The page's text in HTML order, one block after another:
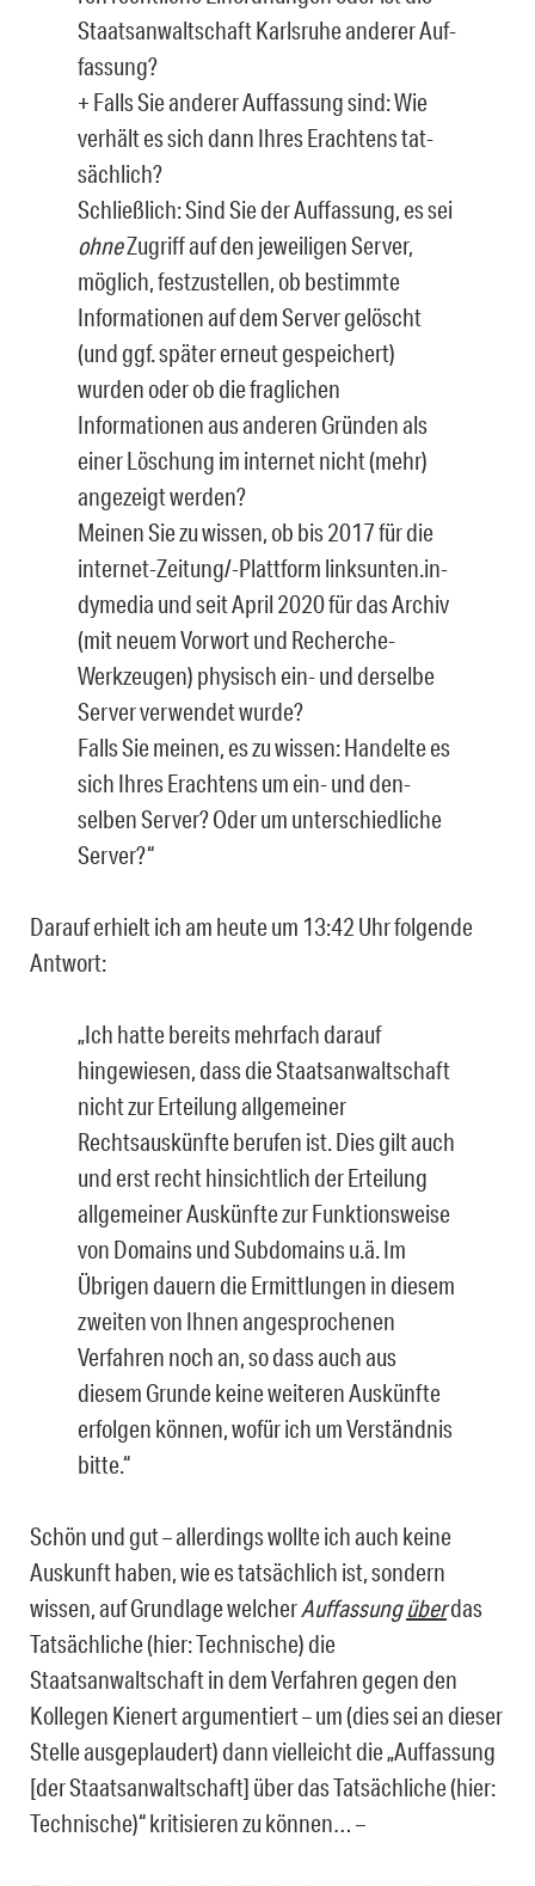
Staatsanwaltschaft Karlsruhe anderer Auf­
fassung?
+ Falls Sie anderer Auffassung sind: Wie
verhält es sich dann Ihres Erachtens tat­
sächlich?
Schließlich: Sind Sie der Auffassung, es sei
ohneZugriff auf den jeweiligen Server,
möglich, festzustellen, ob bestimmte
Informationen auf dem Server gelöscht
(und ggf. später erneut gespeichert)
wurden oder ob die fraglichen
Informationen aus an­deren Gründen als
einer Löschung im internet nicht (mehr)
angezeigt werden?
Meinen Sie zu wissen, ob bis 2017 für die
internet-Zeitung/-Plattform linksunten.in­
dymedia und seit April 2020 für das Archiv
(mit neuem Vorwort und Recherche-
Werkzeugen) physisch ein- und derselbe
Server verwendet wurde?
Falls Sie meinen, es zu wissen: Handelte es
sich Ihres Erachtens um ein- und den­
selben Server? Oder um unterschiedliche
Server?“
Darauf erhielt ich am heute um 13:42 Uhr folgende
Antwort:
„Ich hatte bereits mehrfach darauf
hingewiesen, dass die Staatsanwaltschaft
nicht zur Erteilung allgemeiner
Rechtsauskünfte berufen ist. Dies gilt auch
und erst recht hinsichtlich der Erteilung
allgemeiner Auskünfte zur Funktionsweise
von Domains und Subdomains u.ä. Im
Übrigen dauern die Ermittlungen in diesem
zweiten von Ih­nen angesprochenen
Verfahren noch an, so dass auch aus
diesem Grunde keine weiteren Auskünfte
erfolgen können, wofür ich um Verständnis
bitte.“
Schön und gut – allerdings wollte ich auch keine
Auskunft haben, wie es tatsächlich ist, sondern
wissen, auf Grundlage welcherAuffassungüberdas
Tatsächliche (hier: Techni­sche) die
Staatsanwaltschaft in dem Verfahren gegen den
Kollegen Kienert argumen­tiert – um (dies sei an dieser
Stelle ausgeplaudert) dann vielleicht die „Auffassung
[der Staatsanwaltschaft] über das Tatsächliche (hier:
Technische)“ kritisieren zu können… –